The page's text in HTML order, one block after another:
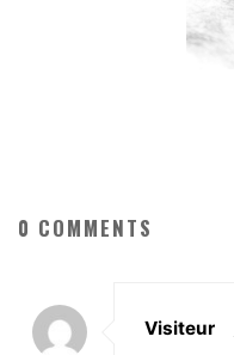
0 COMMENTS
Visiteur